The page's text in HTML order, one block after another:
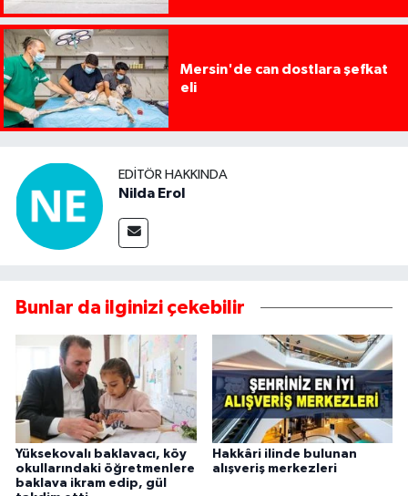
Mersin'de can dostlara şefkat
eli
EDITÖR HAKKINDA
Nilda Erol
Bunlar da ilginizi çekebilir
Yüksekovalı baklavacı, köy
okullarındaki öğretmenlere
baklava ikram edip, gül
Hakkâri ilinde bulunan
alışveriş merkezleri